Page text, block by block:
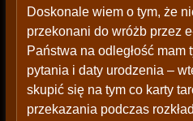
Doskonale wiem o tym, że
przekonani do wróżb przez
Państwa na odległość mam
pytania i daty urodzenia –
skupić się na tym co karty
przekazania podczas